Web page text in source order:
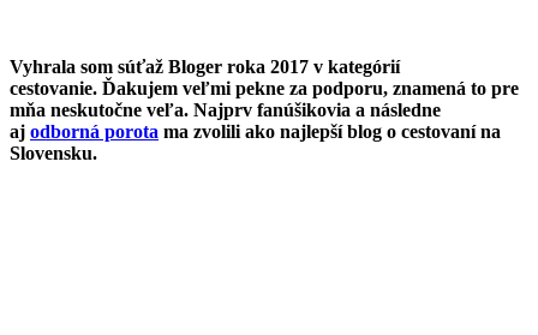
Vyhrala som súťaž Bloger roka 2017 v kategórií
cestovanie. Ďakujem veľmi pekne za podporu, znamená to pre
mňa neskutočne veľa. Najprv fanúšikovia a následne
aj odborná porota ma zvolili ako najlepší blog o cestovaní na
Slovensku.